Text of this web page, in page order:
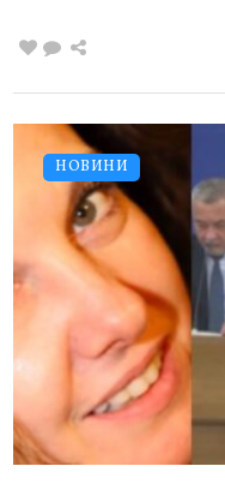
НОВИНИ